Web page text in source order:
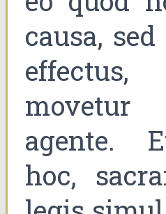
causa,
movetur
agente.
hoc,